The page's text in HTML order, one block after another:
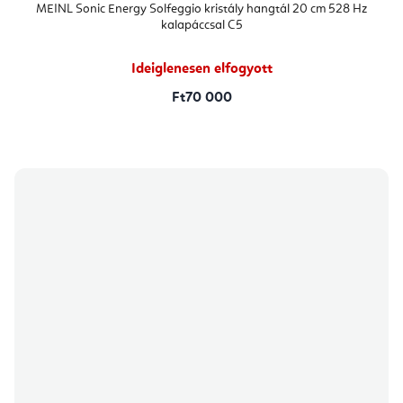
MEINL Sonic Energy Solfeggio kristály hangtál 20 cm 528 Hz
kalapáccsal C5
Ideiglenesen elfogyott
Ft70 000